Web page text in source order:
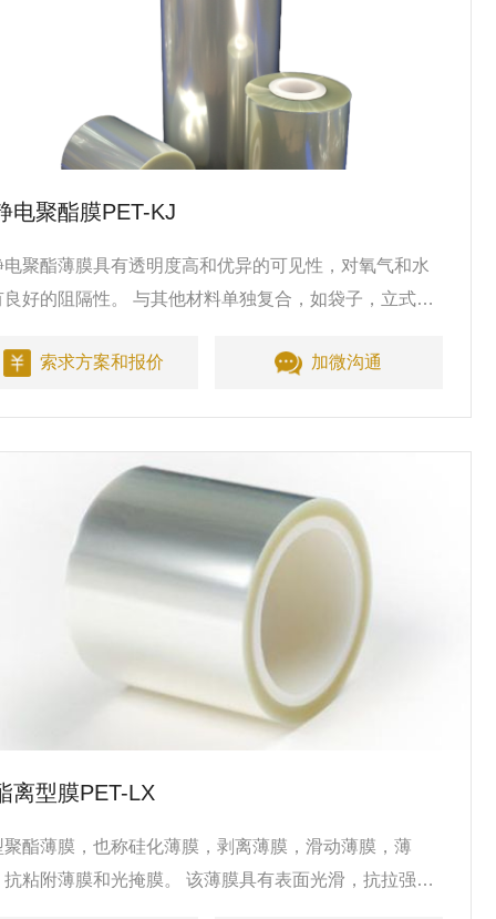
电聚酯膜PET-KJ
电聚酯薄膜具有透明度高和优异的可见性，对氧气和水
良好的阻隔性。 与其他材料单独复合，如袋子，立式袋;
索求方案和报价
加微沟通
离型膜PET-LX
聚酯薄膜，也称硅化薄膜，剥离薄膜，滑动薄膜，薄
抗粘附薄膜和光掩膜。 该薄膜具有表面光滑，抗拉强度